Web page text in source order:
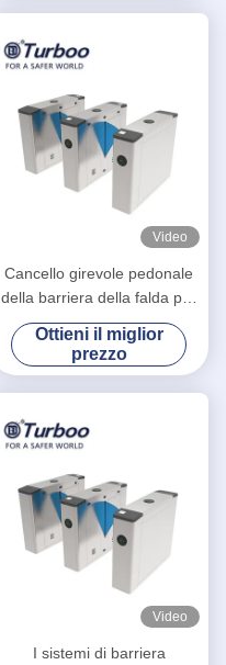
Video
Cancello girevole pedonale
della barriera della falda per
gestione della sicurezza
dell'interno ed all'aperto
Ottieni il miglior
prezzo
Video
I sistemi di barriera